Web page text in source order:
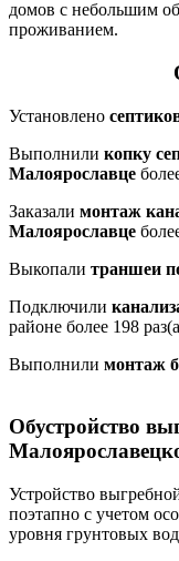
домов с небольшим
проживанием.
Установлено
Выполнили копку
Малоярославце
Заказали монтаж
Малоярославце
Выкопали траншеи
Подключили
районе более 198
Выполнили монтаж
Обустройство
Устройство
поэтапно с учетом
уровня грунтовых